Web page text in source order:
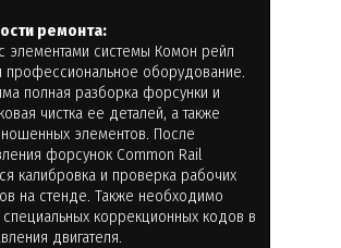
ремонта:
элементами системы Комон рейл
профессиональное оборудование.
полная разборка форсунки и
чистка ее деталей, а также
элементов. После
форсунок Common Rail
калибровка и проверка рабочих
на стенде. Также необходимо
коррекционных кодов в
двигателя.